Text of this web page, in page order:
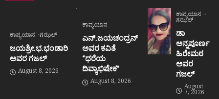
ಕಾವ್ಯಯಾನ ಗಝಲ್
ಜಯಶ್ರೀ.ಭ.ಭಂಡಾರಿ
ಅವರ ಗಜಲ್
August 8, 2026
ಕಾವ್ಯಯಾನ
ಎನ್.ಜಯಚಂದ್ರನ್
ಅವರ ಕವಿತೆ
“ಧರೆಯ
ದಿವ್ಯಾಭಿಷೇಕ”
August 8, 2026
ಕಾವ್ಯಯಾನ
ಗಝಲ್
ಡಾ
ಅನ್ನಪೂರ್ಣ
ಹಿರೇಮಠ
ಅವರ
ಗಜಲ್
August
7, 2026